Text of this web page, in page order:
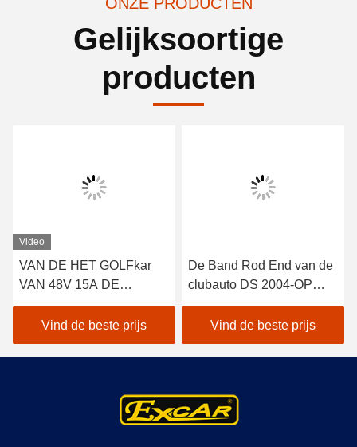
Gelijksoortige
producten
Video
VAN DE HET GOLFkar
VAN 48V 15A DE
BATTERIJlader VOOR
DE V.S. DE BATTERIJEN
TROJAN KROON MET
FOUTEN VAN DE
YAMAHA DE LADER
VAN DE 48 VOLTbatterij
Vind de beste prijs
De Band Rod End van de
clubauto DS 2004-OP
Rechtse Draad 2pcs
102022601/102288301
Vind de beste prijs